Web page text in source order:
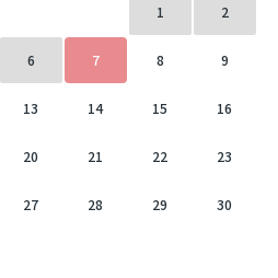
1 2
6 7 8 9
13 14 15 16
20 21 22 23
27 28 29 30